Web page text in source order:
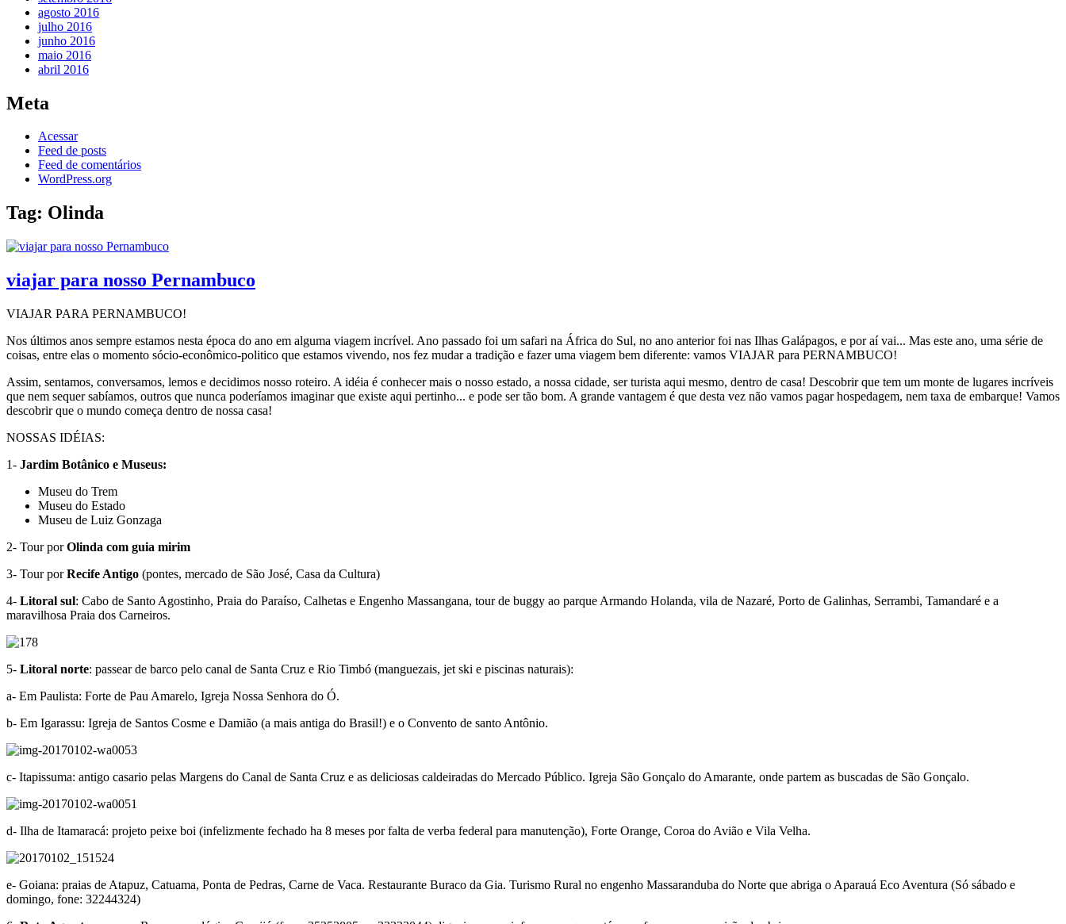
agosto 2016
julho 2016
junho 2016
maio 2016
abril 2016
Meta
Acessar
Feed de posts
Feed de comentários
WordPress.org
Tag: Olinda
viajar para nosso Pernambuco
VIAJAR PARA PERNAMBUCO!
Nos últimos anos sempre estamos nesta época do ano em alguma viagem incrível. Ano passado foi um safari na África do Sul, no ano anterior foi nas Ilhas Galápagos, e por aí vai... Mas este ano, uma série de
coisas, entre elas o momento sócio-econômico-politico que estamos vivendo, nos fez mudar a tradição e fazer uma viagem bem diferente: vamos VIAJAR para PERNAMBUCO!
Assim, sentamos, conversamos, lemos e decidimos nosso roteiro. A idéia é conhecer mais o nosso estado, a nossa cidade, ser turista aqui mesmo, dentro de casa! Descobrir que tem um monte de lugares incríveis
que nem sequer sabíamos, outros que nunca poderíamos imaginar que existe aqui pertinho... e pode ser tão bom. A grande vantagem é que desta vez não vamos pagar hospedagem, nem taxa de embarque! Vamos
descobrir que o mundo começa dentro de nossa casa!
NOSSAS IDÉIAS:
1- Jardim Botânico e Museus:
Museu do Trem
Museu do Estado
Museu de Luiz Gonzaga
2- Tour porOlinda com guia mirim
3- Tour porRecife Antigo (pontes, mercado de São José, Casa da Cultura)
4- Litoral sul: Cabo de Santo Agostinho, Praia do Paraíso, Calhetas e Engenho Massangana, tour de buggy ao parque Armando Holanda, vila de Nazaré, Porto de Galinhas, Serrambi, Tamandaré e a
maravilhosa Praia dos Carneiros.
5- Litoral norte: passear de barco pelo canal de Santa Cruz e Rio Timbó (manguezais, jet ski e piscinas naturais):
a- Em Paulista: Forte de Pau Amarelo, Igreja Nossa Senhora do Ó.
b- Em Igarassu: Igreja de Santos Cosme e Damião (a mais antiga do Brasil!) e o Convento de santo Antônio.
c- Itapissuma: antigo casario pelas Margens do Canal de Santa Cruz e as deliciosas caldeiradas do Mercado Público. Igreja São Gonçalo do Amarante, onde partem as buscadas de São Gonçalo.
d- Ilha de Itamaracá: projeto peixe boi (infelizmente fechado ha 8 meses por falta de verba federal para manutenção), Forte Orange, Coroa do Avião e Vila Velha.
e- Goiana: praias de Atapuz, Catuama, Ponta de Pedras, Carne de Vaca. Restaurante Buraco da Gia. Turismo Rural no engenho Massaranduba do Norte que abriga o Aparauá Eco Aventura (Só sábado e
domingo, fone: 32244324)